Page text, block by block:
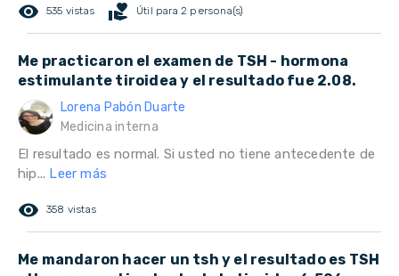
remove_red_eye 535 vistas volunteer_activism Útil para 2 persona(s)
Me practicaron el examen de TSH - hormona
estimulante tiroidea y el resultado fue 2.08.
Lorena Pabón Duarte
Medicina interna
El resultado es normal. Si usted no tiene antecedente de
hip... Leer más
remove_red_eye 358 vistas
Me mandaron hacer un tsh y el resultado es TSH